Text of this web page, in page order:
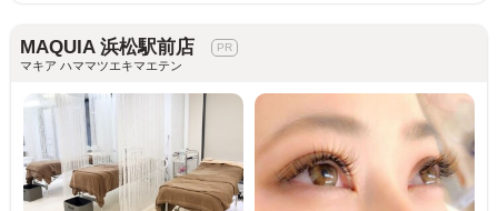
MAQUIA 浜松駅前店
マキア ハママツエキマエテン